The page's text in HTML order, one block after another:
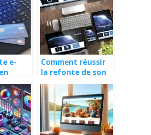
e-
: Guide
Comment réussir
la refonte de son
site web sans
perdre en
référencement ?